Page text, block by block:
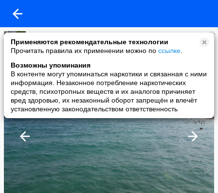
Применяются рекомендательные технологии
Прочитать правила их применении можно по ссылке
Возможны упоминания
В контенте могут упоминаться наркотики и связанная с ними
информация. Незаконное потребление наркотических
средств, психотропных веществ и их аналогов причиняет
вред здоровью, их незаконный оборот запрещён и влечёт
установленную законодательством ответственность
L
added a photo
28 Aug в 12:50